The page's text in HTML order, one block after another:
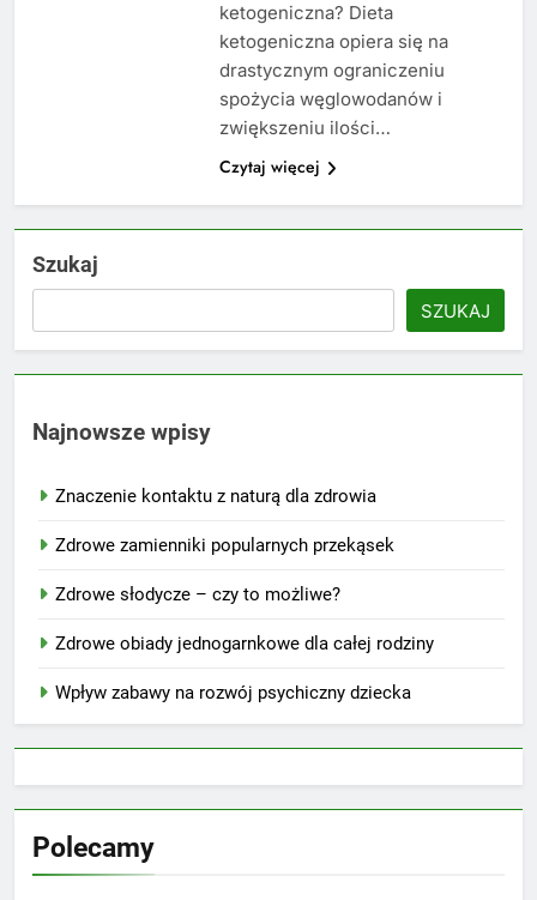
ketogeniczna? Dieta
ketogeniczna opiera się na
drastycznym ograniczeniu
spożycia węglowodanów i
zwiększeniu ilości…
Czytaj więcej
Szukaj
SZUKAJ
Najnowsze wpisy
Znaczenie kontaktu z naturą dla zdrowia
Zdrowe zamienniki popularnych przekąsek
Zdrowe słodycze – czy to możliwe?
Zdrowe obiady jednogarnkowe dla całej rodziny
Wpływ zabawy na rozwój psychiczny dziecka
Polecamy